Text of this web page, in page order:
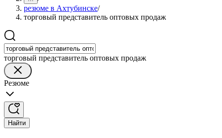
резюме в Ахтубинске/
торговый представитель оптовых продаж
торговый представитель оптовых продаж
Резюме
Найти